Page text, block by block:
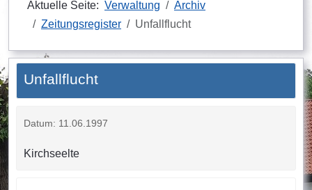
Aktuelle Seite: Verwaltung
Archiv
Zeitungsregister
Unfallflucht
Unfallflucht
Datum: 11.06.1997
Kirchseelte